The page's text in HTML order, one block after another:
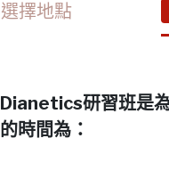
選擇地點
Dianetics研習班是
的時間為：